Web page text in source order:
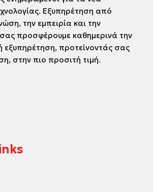
Εξυπηρέτηση από
την εμπειρία και την
προσφέρουμε καθημερινά την
εξυπηρέτηση, προτείνοντάς σας
στην πιο προσιτή τιμή.